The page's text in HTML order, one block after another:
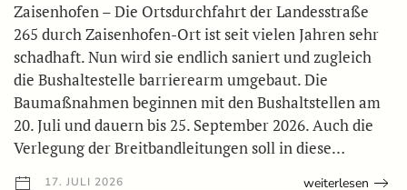
Zaisenhofen – Die Ortsdurchfahrt der Landesstraße
265 durch Zaisenhofen-Ort ist seit vielen Jahren sehr
schadhaft. Nun wird sie endlich saniert und zugleich
die Bushaltestelle barrierearm umgebaut. Die
Baumaßnahmen beginnen mit den Bushaltstellen am
20. Juli und dauern bis 25. September 2026. Auch die
Verlegung der Breitbandleitungen soll in diese…
17. JULI 2026 weiterlesen